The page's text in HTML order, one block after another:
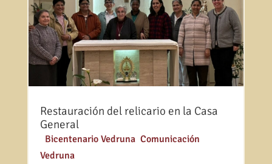
Restauración del relicario en la Casa
General
Bicentenario Vedruna, Comunicación
Vedruna